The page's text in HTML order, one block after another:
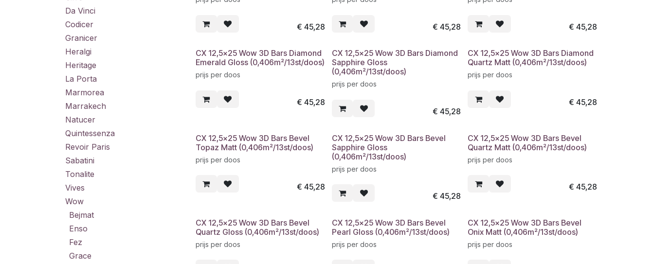
Da Vinci
Codicer
Granicer
Heralgi
Heritage
La Porta
Marmorea
Marrakech
Natucer
Quintessenza
Revoir Paris
Sabatini
Tonalite
Vives
Wow
Bejmat
Enso
Fez
Grace
€ 45,28 €45,28 € 45,28
CX 12,5x25 Wow 3D Bars Diamond
Emerald Gloss (0,406m²/13st/doos)
prijs per doos
€ 45,28
CX 12,5x25 Wow 3D Bars Diamond
Sapphire Gloss
(0,406m²/13st/doos)
prijs per doos
€45,28
CX 12,5x25 Wow 3D Bars Diamond
Quartz Matt (0,406m²/13st/doos)
prijs per doos
€ 45,28
CX 12,5x25 Wow 3D Bars Bevel
Topaz Matt (0,406m²/13st/doos)
prijs per doos
€ 45,28
CX 12,5x25 Wow 3D Bars Bevel
Sapphire Gloss
(0,406m²/13st/doos)
prijs per doos
€45,28
CX 12,5x25 Wow 3D Bars Bevel
Quartz Matt (0,406m²/13st/doos)
prijs per doos
€ 45,28
CX 12,5x25 Wow 3D Bars Bevel
Quartz Gloss (0,406m²/13st/doos)
prijs per doos
CX 12,5x25 Wow 3D Bars Bevel
Pearl Gloss (0,406m²/13st/doos)
prijs per doos
CX 12,5x25 Wow 3D Bars Bevel
Onix Matt (0,406m²/13st/doos)
prijs per doos